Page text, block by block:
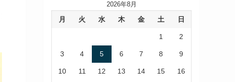
2026年8月
月 火 水 木 金 土 日
1 2
3 4 5 6 7 8 9
10 11 12 13 14 15 16